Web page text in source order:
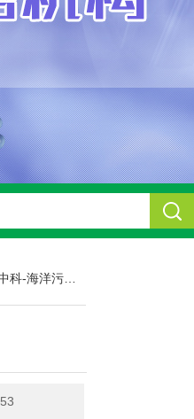
-海洋污染物监测